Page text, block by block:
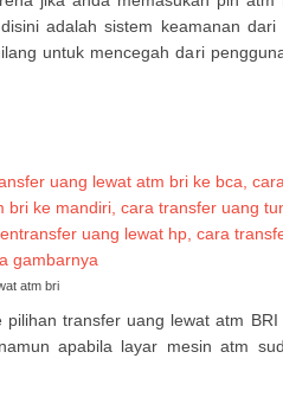
adalah sistem keamanan dari
untuk mencegah dari
atm bri
transfer uang lewat atm BRI
apabila layar mesin atm